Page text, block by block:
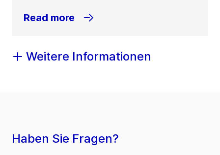
Read more
Weitere Informationen
Haben Sie Fragen?